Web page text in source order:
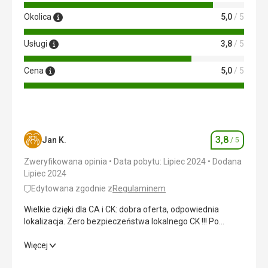
pomocą Google Translate
Okolica 5,0/ 5
Usługi 3,8/ 5
Cena 5,0/ 5
Jan K. Ocena
3,8 / 5
Zweryfikowana opinia Data pobytu: Lipiec 2024
Dodana
Lipiec 2024
Edytowana zgodnie zRegulaminem
Wielkie dzięki dla CA i CK: dobra oferta, odpowiednia
lokalizacja. Zero bezpieczeństwa lokalnego CK !!! Po
możliwości dodzwonienia się!!! Brak informacji zwrotnej od
Wielkie dzięki dla CA i CK: dobra oferta, odpowiednia
Więcej